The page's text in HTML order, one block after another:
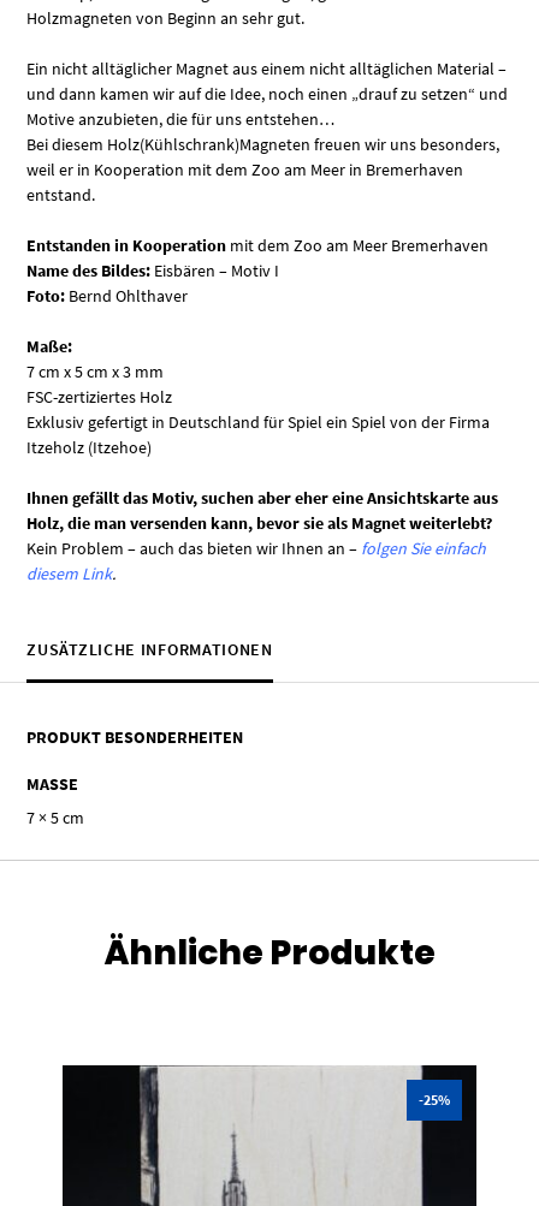
Holzmagneten von Beginn an sehr gut.
Ein nicht alltäglicher Magnet aus einem nicht alltäglichen Material –
und dann kamen wir auf die Idee, noch einen „drauf zu setzen“ und
Motive anzubieten, die für uns entstehen…
Bei diesem Holz(Kühlschrank)Magneten freuen wir uns besonders,
weil er in Kooperation mit dem Zoo am Meer in Bremerhaven
entstand.
Entstanden in Kooperation mit dem Zoo am Meer Bremerhaven
Name des Bildes: Eisbären – Motiv I
Foto: Bernd Ohlthaver
Maße:
7 cm x 5 cm x 3 mm
FSC-zertiziertes Holz
Exklusiv gefertigt in Deutschland für Spiel ein Spiel von der Firma
Itzeholz (Itzehoe)
Ihnen gefällt das Motiv, suchen aber eher eine Ansichtskarte aus
Holz, die man versenden kann, bevor sie als Magnet weiterlebt?
Kein Problem – auch das bieten wir Ihnen an – folgen Sie einfach
diesem Link.
ZUSÄTZLICHE INFORMATIONEN
PRODUKT BESONDERHEITEN
MASSE
7 × 5 cm
Ähnliche Produkte
-25%